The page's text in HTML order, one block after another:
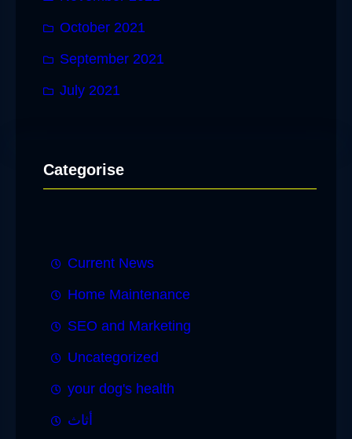
October 2021
September 2021
July 2021
Categorise
Current News
Home Maintenance
SEO and Marketing
Uncategorized
your dog's health
أثاث